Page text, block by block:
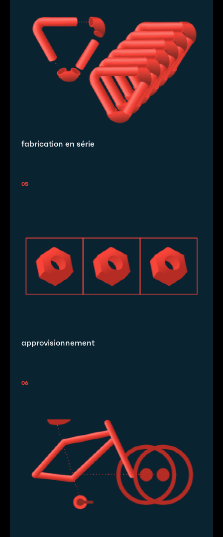
fabrication en série
05
approvisionnement
06